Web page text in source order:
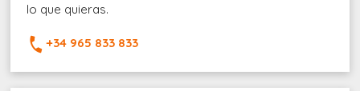
lo que quieras.
+34 965 833 833